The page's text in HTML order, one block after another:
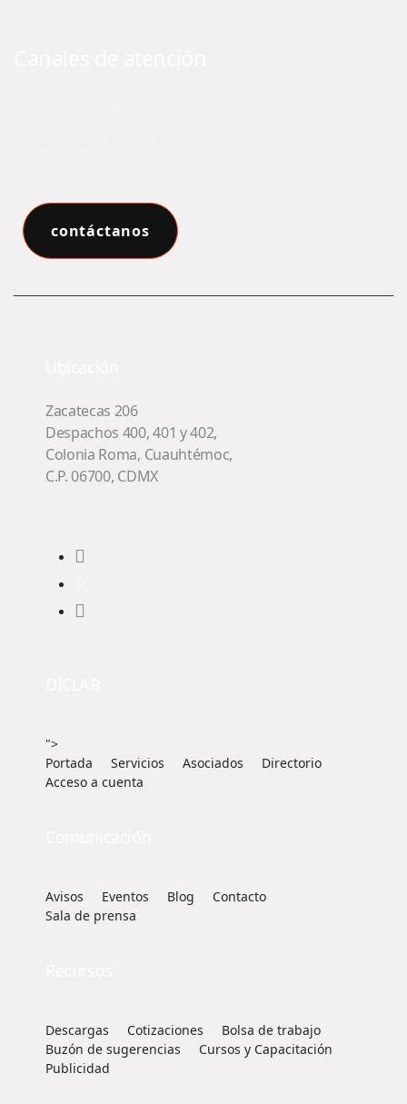
contáctanos
Zacatecas 206
Despachos 400, 401 y 402,
Colonia Roma, Cuauhtémoc,
C.P. 06700, CDMX
">
Portada
Servicios Asociados
Directorio
Acceso a cuenta
Avisos Eventos Blog
Contacto
Sala de prensa
Descargas Cotizaciones
Bolsa de trabajo
Buzón de sugerencias
Cursos y Capacitación
Publicidad